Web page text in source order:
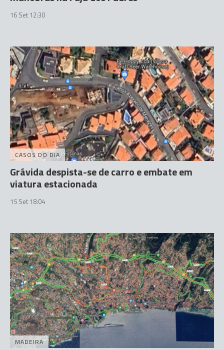
16 Set 12:30
CASOS DO DIA
Grávida despista-se de carro e embate em
viatura estacionada
15 Set 18:04
MADEIRA